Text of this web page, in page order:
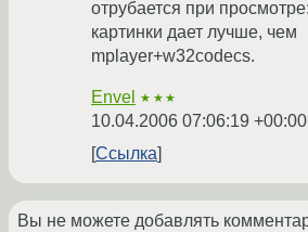
отрубается при
картинки дает лучше, чем
mplayer+w32codecs.
Envel ★★★
10.04.2006 07:06:19 +00:00
Ссылка
Вы не можете добавлять